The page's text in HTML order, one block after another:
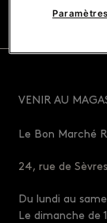
VENIR AU
Le Bon Marché
24, rue de
Du lundi au
Le dimanche de